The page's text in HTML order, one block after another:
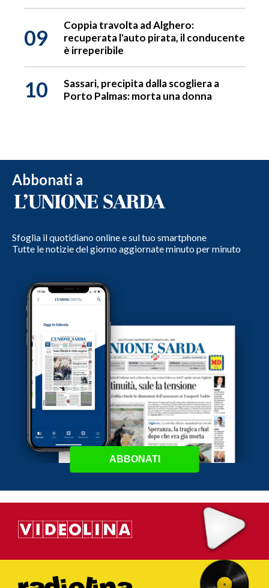
09
Coppia travolta ad Alghero:
recuperata l'auto pirata, il conducente
è irreperibile
10
Sassari, precipita dalla scogliera a
Porto Palmas: morta una donna
Abbonati a
Sfoglia il quotidiano online e sul tuo smartphone
Tutte le notizie del giorno aggiornate minuto per minuto
ABBONATI